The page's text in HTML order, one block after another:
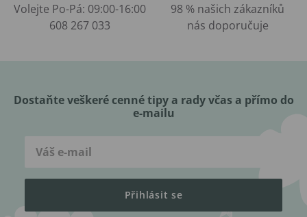
Volejte Po-Pá: 09:00-16:00
608 267 033
98 % našich zákazníků
nás doporučuje
Dostaňte veškeré cenné tipy a rady včas a přímo do
e-mailu
Přihlásit se